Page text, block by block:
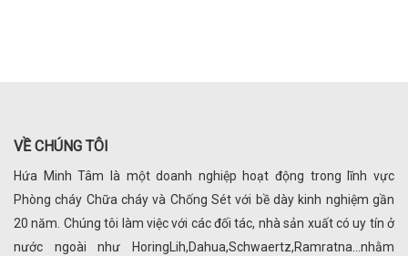
VỀ CHÚNG TÔI
Hứa Minh Tâm là một doanh nghiệp hoạt động trong lĩnh vực
Phòng cháy Chữa cháy và Chống Sét với bề dày kinh nghiệm gần
20 năm. Chúng tôi làm việc với các đối tác, nhà sản xuất có uy tín ở
nước ngoài như HoringLih,Dahua,Schwaertz,Ramratna...nhằm